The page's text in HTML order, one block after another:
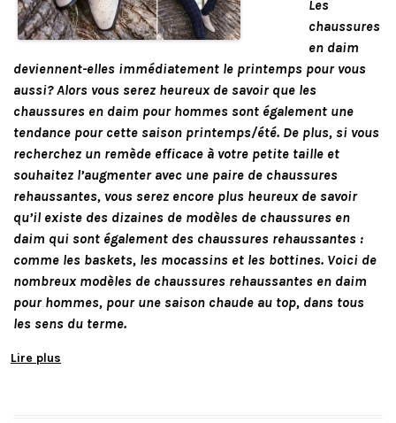
Les
chaussures
en daim
deviennent-elles immédiatement le printemps pour vous
aussi? Alors vous serez heureux de savoir que les
chaussures en daim pour hommes sont également une
tendance pour cette saison printemps/été. De plus, si vous
recherchez un remède efficace à votre petite taille et
souhaitez l’augmenter avec une paire de chaussures
rehaussantes, vous serez encore plus heureux de savoir
qu’il existe des dizaines de modèles de chaussures en
daim qui sont également des chaussures rehaussantes :
comme les baskets, les mocassins et les bottines. Voici de
nombreux modèles de chaussures rehaussantes en daim
pour hommes, pour une saison chaude au top, dans tous
les sens du terme.
Lire plus